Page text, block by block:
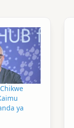
ya